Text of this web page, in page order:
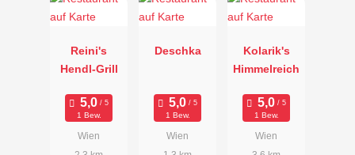
Reini's
Hendl-Grill
1 Bew.
Wien
Deschka
1 Bew.
Wien
Kolarik's
Himmelreich
1 Bew.
Wien